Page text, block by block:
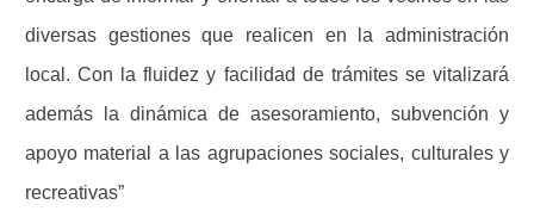
diversas gestiones que realicen en la administración
local. Con la fluidez y facilidad de trámites se vitalizará
además la dinámica de asesoramiento, subvención y
apoyo material a las agrupaciones sociales, culturales y
recreativas”